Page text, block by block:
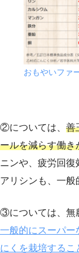
おもやいファ
②については、 善
ールを減らす働き
ニンや、疲労回復
アリシンも、一般
③については、無
一般的にスーパー
にくを栽培するこ